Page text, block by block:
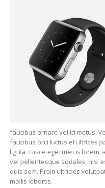
faucibus ornare vel id metus.
faucibus orci luctus et ultrices
ligula. Fusce eget metus lorem,
vel pellentesque sodales, nisi
quis sem. Proin ultricies
mollis lobortis.